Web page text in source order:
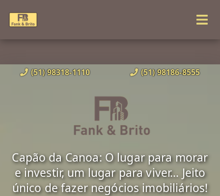
(51) 98318-1110 (51) 98186-8555
Capão da Canoa: O lugar para morar
e investir, um lugar para viver... Jeito
único de fazer negócios imobiliários!